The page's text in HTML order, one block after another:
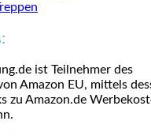
ist Teilnehmer des
Amazon EU, mittels
zu Amazon.de